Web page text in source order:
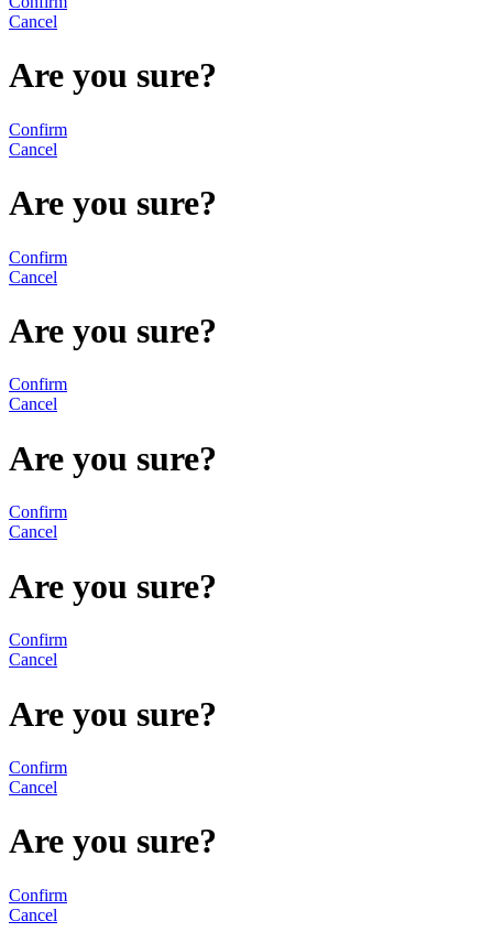
Cancel
Are you sure?
Confirm
Cancel
Are you sure?
Confirm
Cancel
Are you sure?
Confirm
Cancel
Are you sure?
Confirm
Cancel
Are you sure?
Confirm
Cancel
Are you sure?
Confirm
Cancel
Are you sure?
Confirm
Cancel